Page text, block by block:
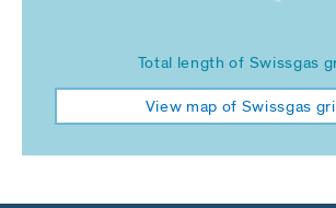
Total length of Swissgas
View map of Swissgas